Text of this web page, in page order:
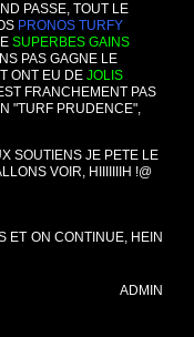
PASSE, TOUT LE
PRONOS TURFY
SUPERBES GAINS
PAS GAGNE LE
ONT EU DE JOLIS
FRANCHEMENT PAS
"TURF PRUDENCE",
SOUTIENS JE PETE LE
VOIR, HIIIIIIIH !@
ET ON CONTINUE, HEIN
ADMIN